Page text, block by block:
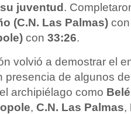
juventud .
(C.N. Las Palmas)
con 33:26.
volvió a demostrar el
presencia de algunos
archipiélago como
, C.N. Las Palmas,